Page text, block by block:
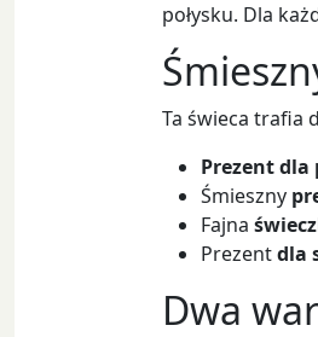
połysku. Dla
Ta świeca trafia
Prezent dla
Śmieszny
Fajna
Prezentdla
Dwa